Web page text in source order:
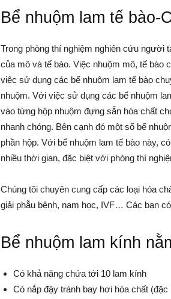
Bể nhuộm lam tế bào-
Trong phòng thí nghiệm nghiên cứu người
của mô và tế bào. Việc nhuộm mô, tế bào
việc sử dụng các bể nhuộm lam tế bào
nhuộm. Với việc sử dụng các bể nhuộm
vào từng hộp nhuộm đựng sẵn hóa chất
nhanh chóng. Bên cạnh đó một số bể
phần hộp. Với bể nhuộm lam tế bào này,
nhiều thời gian, đặc biệt với phòng thí
Chúng tôi chuyên cung cấp các loại hóa
giải phẫu bệnh, nam học, IVF… Các bạn
Bể nhuộm lam kính
Có khả năng chứa tới 10 lam kính
Có nắp đậy tránh bay hơi hóa chất (đặc